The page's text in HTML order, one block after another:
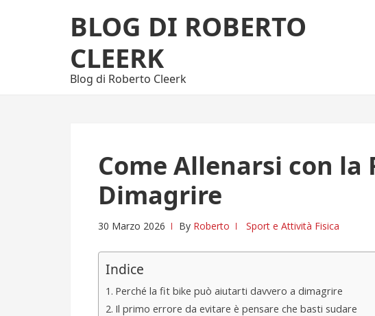
to
to
BLOG DI ROBERTO
CLEERK
Blog di Roberto Cleerk
Come Allenarsi con la
Dimagrire
30 Marzo 2026 By Roberto Sport e Attività Fisica
Indice
Perché la fit bike può aiutarti davvero a dimagrire
Il primo errore da evitare è pensare che basti sudare